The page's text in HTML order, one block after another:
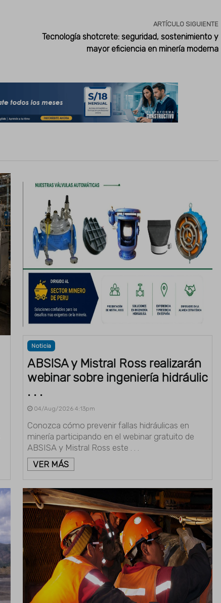
ARTÍCULO SIGUIENTE
Tecnología shotcrete: seguridad, sostenimiento y
mayor eficiencia en minería moderna
Noticia
ABSISA y Mistral Ross realizarán
webinar sobre ingeniería hidráulic
. . .
04/Aug/2026 4:13pm
Conozca cómo prevenir fallas hidráulicas en
minería participando en el webinar gratuito de
ABSISA y Mistral Ross este . . .
VER MÁS